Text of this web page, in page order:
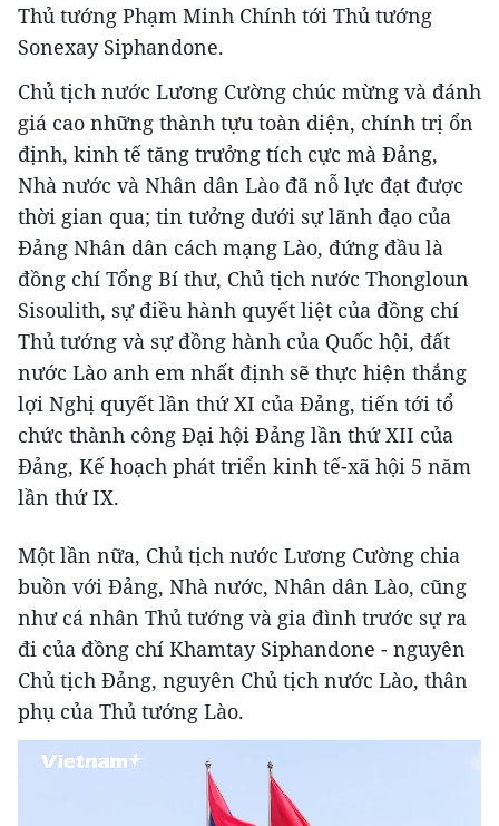
Thủ tướng Phạm Minh Chính tới Thủ tướng
Sonexay Siphandone.
Chủ tịch nước Lương Cường chúc mừng và đánh
giá cao những thành tựu toàn diện, chính trị ổn
định, kinh tế tăng trưởng tích cực mà Đảng,
Nhà nước và Nhân dân Lào đã nỗ lực đạt được
thời gian qua; tin tưởng dưới sự lãnh đạo của
Đảng Nhân dân cách mạng Lào, đứng đầu là
đồng chí Tổng Bí thư, Chủ tịch nước Thongloun
Sisoulith, sự điều hành quyết liệt của đồng chí
Thủ tướng và sự đồng hành của Quốc hội, đất
nước Lào anh em nhất định sẽ thực hiện thắng
lợi Nghị quyết lần thứ XI của Đảng, tiến tới tổ
chức thành công Đại hội Đảng lần thứ XII của
Đảng, Kế hoạch phát triển kinh tế-xã hội 5 năm
lần thứ IX.
Một lần nữa, Chủ tịch nước Lương Cường chia
buồn với Đảng, Nhà nước, Nhân dân Lào, cũng
như cá nhân Thủ tướng và gia đình trước sự ra
đi của đồng chí Khamtay Siphandone - nguyên
Chủ tịch Đảng, nguyên Chủ tịch nước Lào, thân
phụ của Thủ tướng Lào.